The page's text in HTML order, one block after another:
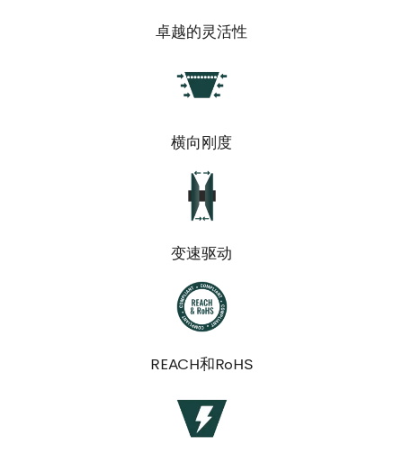
卓越的灵活性
横向刚度
变速驱动
REACH和RoHS